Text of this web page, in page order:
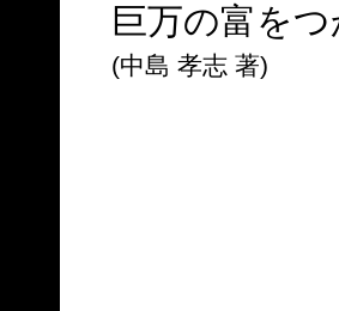
巨万の富を
(中島 孝志 著)